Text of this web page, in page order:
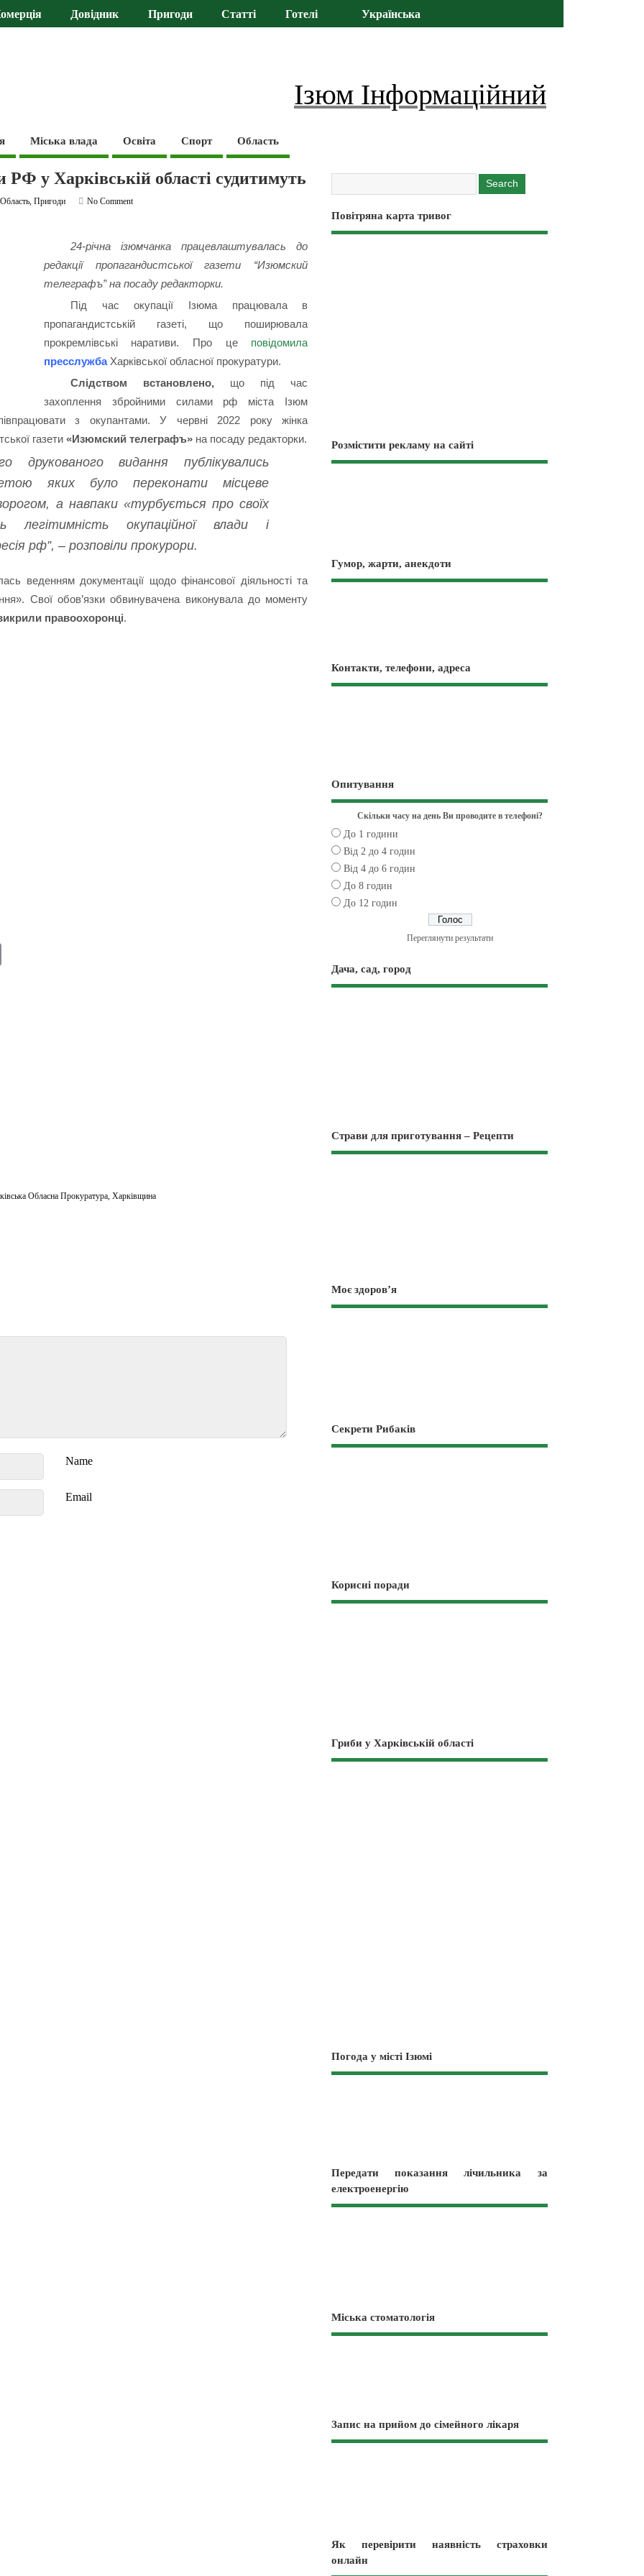
Довідник Пригоди Статті Готелі Українська
Ізюм Інформаційний
Міська влада Освіта Спорт Область
РФ у Харківській області судитимуть
Область,Пригоди
No Comment
24-річна ізюмчанка працевлаштувалась до
редакції пропагандистської газети “Изюмский
телеграфъ” на посаду редакторки.
Під час окупації Ізюма працювала в
пропагандистській газеті, що поширювала
прокремлівські наративи. Про це повідомила
пресслужбаХарківської обласної прокуратури.
Слідством встановлено, що під час
захоплення збройними силами рф міста Ізюм
з окупантами. У червні 2022 року жінка
газети«Изюмский телеграфъ» на посаду редакторки.
друкованого видання публікувались
яких було переконати місцеве
а навпаки «турбується про своїх
легітимність окупаційної влади і
рф”, – розповіли прокурори.
веденням документації щодо фінансової діяльності та
Свої обов’язки обвинувачена виконувала до моменту
правоохоронці.
Обласна Прокуратура,Харківщина
Name
Email
Повітряна карта тривог
Розмістити рекламу на сайті
Гумор, жарти, анекдоти
Контакти, телефони, адреса
Опитування
Скільки часу на день Ви проводите в телефоні?
До 1 години
Від 2 до 4 годин
Від 4 до 6 годин
До 8 годин
До 12 годин
Переглянути результати
Дача, сад, город
Страви для приготування – Рецепти
Моє здоров’я
Секрети Рибаків
Корисні поради
Гриби у Харківській області
Погода у місті Ізюмі
Передати показання лічильника за
електроенергію
Міська стоматологія
Запис на прийом до сімейного лікаря
Як перевірити наявність страховки
онлайн